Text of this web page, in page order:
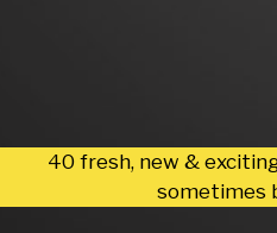
40 fresh, new &
sometimes